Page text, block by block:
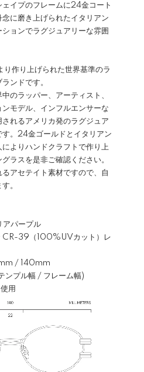
イプのフレームに24金コート
に磨き上げられたイタリアン
ョンでラグジュアリーな雰囲
作り上げられた世界基準のラ
ンドです。
のラッパー、アーティスト、
モデル、インフルエンサーな
れるアメリカ発のラグジュア
す。24金ゴールドとイタリアン
よりハンドクラフトで作り上
ラスを是非ご確認ください。
アセテイト素材ですので、自
。
パープル
CR-39（100%UVカット）レ
/ 140mm
ンプル幅 / フレーム幅)
用